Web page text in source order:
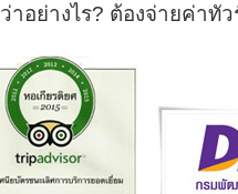
ว่าอย่างไร? ต้องจ่ายค่าทั